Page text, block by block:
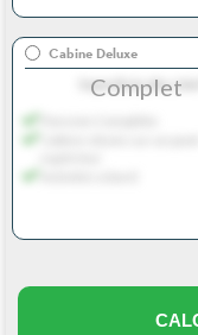
Cabine Deluxe
Superficie dès 16m²
Complet